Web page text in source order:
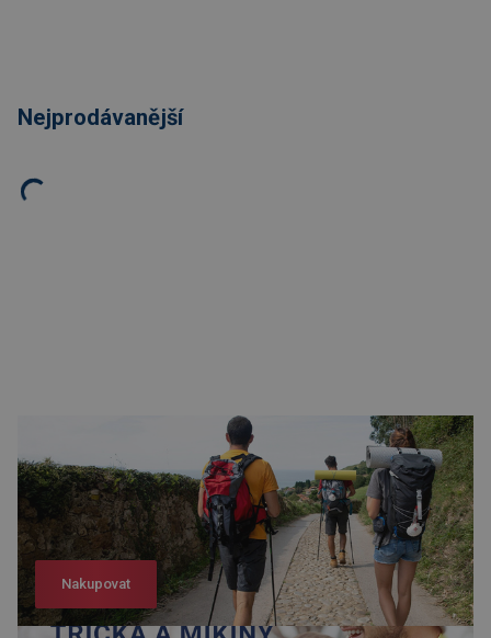
Nejprodávanější
Nakupovat